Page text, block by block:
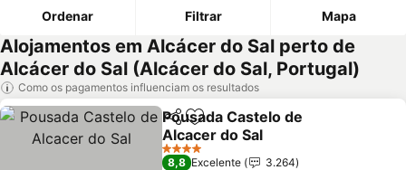
Ordenar Filtrar Mapa
Alojamentos em Alcácer do Sal perto de
Alcácer do Sal (Alcácer do Sal, Portugal)
Como os pagamentos influenciam os resultados
PartilharAdicionar aos favoritos
Pousada Castelo de
Alcacer do Sal
Ver preços
4 Estrelas
8,8 Excelente
3.264